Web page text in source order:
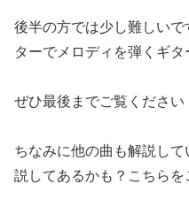
後半の方では少し難しい
ターでメロディを弾くギタ
ぜひ最後までご覧ください
ちなみに他の曲も解説し
説してあるかも？こちらを